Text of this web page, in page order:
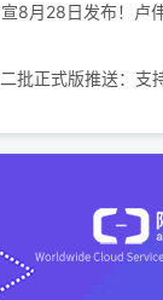
8月28日发布！卢
批正式版推送：支